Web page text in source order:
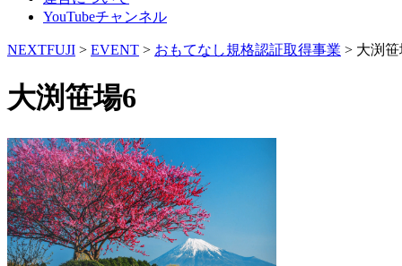
YouTubeチャンネル
NEXTFUJI > EVENT > おもてなし規格認証取得事業 > 大渕笹
大渕笹場6